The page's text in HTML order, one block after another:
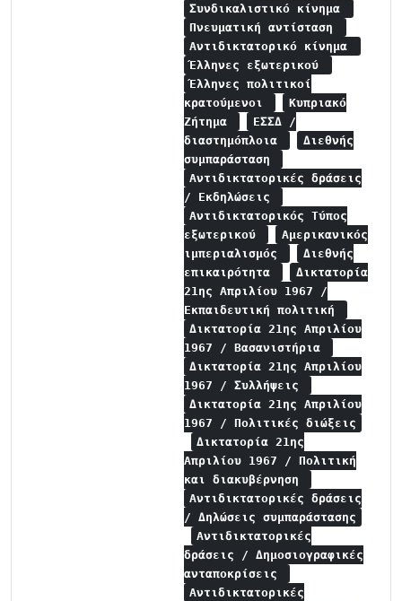
Συνδικαλιστικό κίνημα
Πνευματική αντίσταση
Αντιδικτατορικό κίνημα
Έλληνες εξωτερικού
Έλληνες πολιτικοί
κρατούμενοι
Κυπριακό
Ζήτημα
ΕΣΣΔ /
διαστημόπλοια
Διεθνής
συμπαράσταση
Αντιδικτατορικές δράσεις
/ Εκδηλώσεις
Αντιδικτατορικός Τύπος
εξωτερικού
Αμερικανικός
ιμπεριαλισμός
Διεθνής
επικαιρότητα
Δικτατορία
21ης Απριλίου 1967 /
Εκπαιδευτική πολιτική
Δικτατορία 21ης Απριλίου
1967 / Βασανιστήρια
Δικτατορία 21ης Απριλίου
1967 / Συλλήψεις
Δικτατορία 21ης Απριλίου
1967 / Πολιτικές διώξεις
Δικτατορία 21ης
Απριλίου 1967 / Πολιτική
και διακυβέρνηση
Αντιδικτατορικές δράσεις
/ Δηλώσεις συμπαράστασης
Αντιδικτατορικές
δράσεις / Δημοσιογραφικές
ανταποκρίσεις
Αντιδικτατορικές